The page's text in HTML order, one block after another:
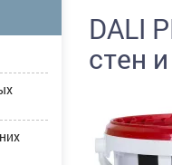
DALI
стен